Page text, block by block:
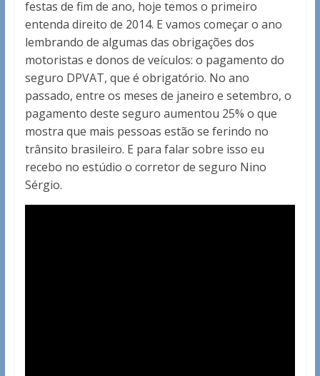
festas de fim de ano, hoje temos o primeiro
entenda direito de 2014. E vamos começar o ano
lembrando de algumas das obrigações dos
motoristas e donos de veículos: o pagamento do
seguro DPVAT, que é obrigatório. No ano
passado, entre os meses de janeiro e setembro, o
pagamento deste seguro aumentou 25% o que
mostra que mais pessoas estão se ferindo no
trânsito brasileiro. E para falar sobre isso eu
recebo no estúdio o corretor de seguro Nino
Sérgio.